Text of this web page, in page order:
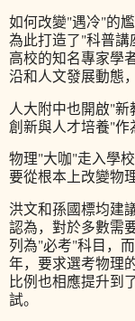
如何改變"遇冷"的
為此打造了"科普
高校的知名專家學
沿和人文發展動態
人大附中也開啟"
創新與人才培養"作
物理"大咖"走入學
要從根本上改變物
洪文和孫國標均建
認為，對於多數需
列為"必考"科目，
年，要求選考物理
比例也相應提升到
試。